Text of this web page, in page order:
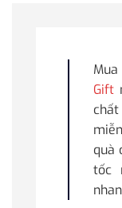
Gift
quà
tốc